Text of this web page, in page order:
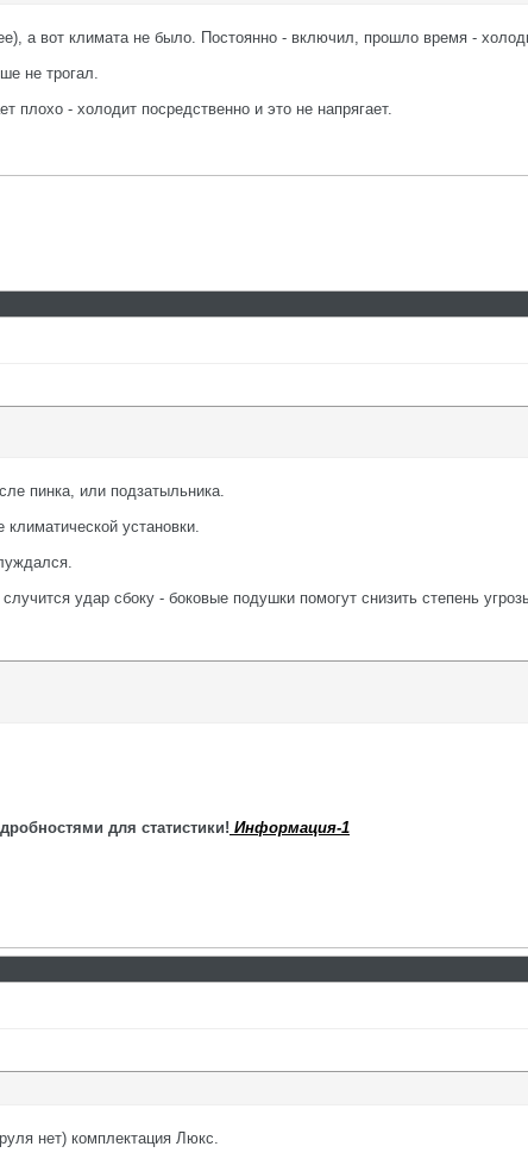
а вот климата не было. Постоянно - включил, прошло время -
не трогал.
плохо - холодит посредственно и это не напрягает.
пинка, или подзатыльника.
установки.
удар сбоку - боковые подушки помогут снизить степень
для статистики! Информация-1
нет) комплектация Люкс.